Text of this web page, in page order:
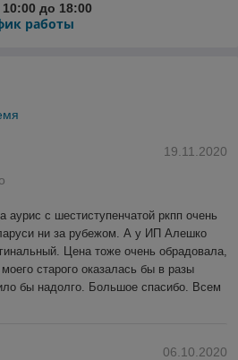
до 18:00
работы
19.11.2020
аурис с шестиступенчатой ркпп очень
ни за рубежом. А у ИП Алешко
Цена тоже очень обрадовала,
старого оказалась бы в разы
бы надолго. Большое спасибо. Всем
06.10.2020